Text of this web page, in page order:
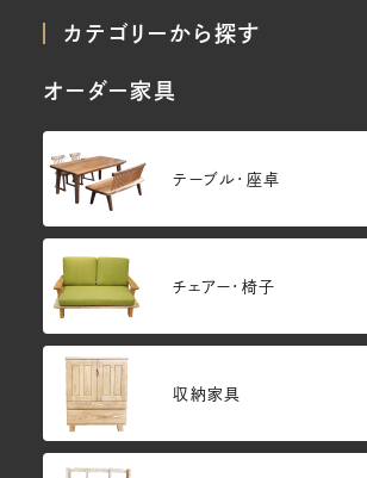
カテゴリーから探す
オーダー家具
テーブル・座卓
チェアー・椅子
収納家具